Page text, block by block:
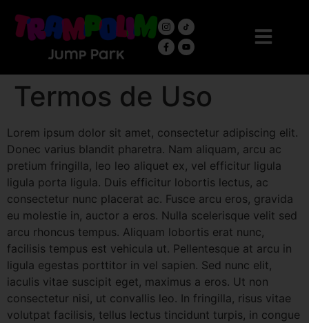
Termos de Uso
Lorem ipsum dolor sit amet, consectetur adipiscing elit.
Donec varius blandit pharetra. Nam aliquam, arcu ac
pretium fringilla, leo leo aliquet ex, vel efficitur ligula
ligula porta ligula. Duis efficitur lobortis lectus, ac
consectetur nunc placerat ac. Fusce arcu eros, gravida
eu molestie in, auctor a eros. Nulla scelerisque velit sed
arcu rhoncus tempus. Aliquam lobortis erat nunc,
facilisis tempus est vehicula ut. Pellentesque at arcu in
ligula egestas porttitor in vel sapien. Sed nunc elit,
iaculis vitae suscipit eget, maximus a eros. Ut non
consectetur nisi, ut convallis leo. In fringilla, risus vitae
volutpat facilisis, tellus lectus tincidunt turpis, in congue